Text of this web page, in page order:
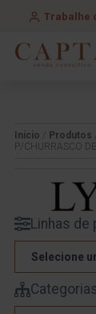
Trabalhe
Início Produtos
P/CHURRASCO
Linhas de
Selecione
Categorias